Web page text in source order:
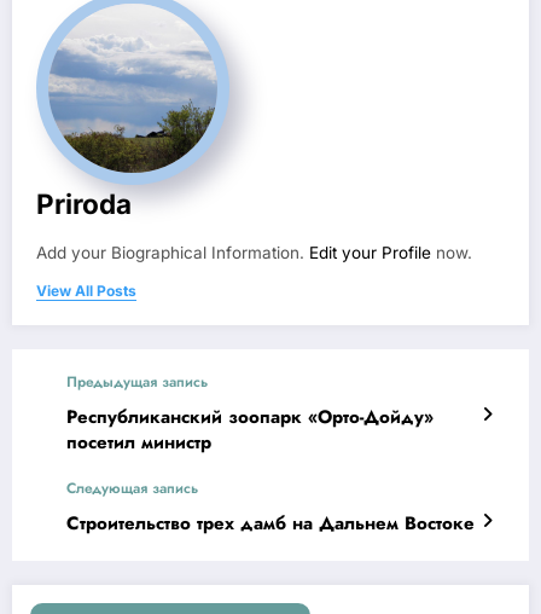
Priroda
Add your Biographical Information. Edit your Profile now.
View All Posts
Предыдущая запись
Республиканский зоопарк «Орто-Дойду»
посетил министр
Следующая запись
Строительство трех дамб на Дальнем Востоке